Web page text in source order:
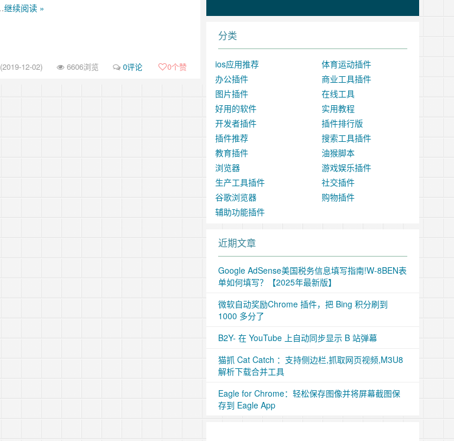
继续阅读 »
12-02) 6606浏览 0评论 0个赞
分类
ios应用推荐
体育运动插件
办公插件
商业工具插件
图片插件
在线工具
好用的软件
实用教程
开发者插件
插件排行版
插件推荐
搜索工具插件
教育插件
油猴脚本
浏览器
游戏娱乐插件
生产工具插件
社交插件
谷歌浏览器
购物插件
辅助功能插件
近期文章
Google AdSense美国税务信息填写指南!W-8BEN表
单如何填写？【2025年最新版】
微软自动奖励Chrome 插件，把 Bing 积分刷到
1000 多分了
B2Y- 在 YouTube 上自动同步显示 B 站弹幕
猫抓 Cat Catch ：支持侧边栏,抓取网页视频,M3U8
解析下载合并工具
Eagle for Chrome：轻松保存图像并将屏幕截图保
存到 Eagle App